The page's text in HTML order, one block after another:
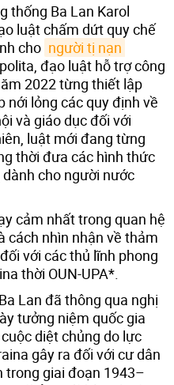
thống Ba Lan Karol
luật chấm dứt quy chế
cho người tị nạn
đạo luật hỗ trợ công
2022 từng thiết lập
nới lỏng các quy định về
và giáo dục đối với
luật mới đang từng
thời đưa các hình thức
cho người nước
cảm nhất trong quan hệ
cách nhìn nhận về thảm
với các thủ lĩnh phong
thời OUN-UPA*.
Lan đã thông qua nghị
tưởng niệm quốc gia
diệt chủng do lực
gây ra đối với cư dân
trong giai đoạn 1943–